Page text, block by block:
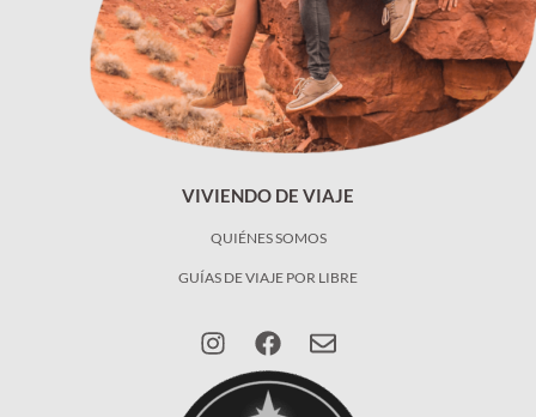
VIVIENDO DE VIAJE
QUIÉNES SOMOS
GUÍAS DE VIAJE POR LIBRE